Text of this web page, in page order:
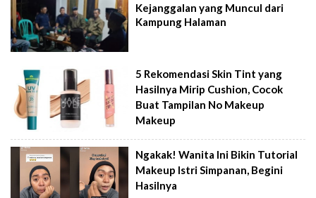
Kejanggalan yang Muncul dari
Kampung Halaman
5 Rekomendasi Skin Tint yang
Hasilnya Mirip Cushion, Cocok
Buat Tampilan No Makeup
Makeup
Ngakak! Wanita Ini Bikin Tutorial
Makeup Istri Simpanan, Begini
Hasilnya